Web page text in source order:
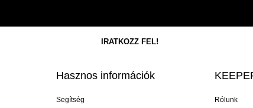
Hasznos információk
Segítség
Rólunk